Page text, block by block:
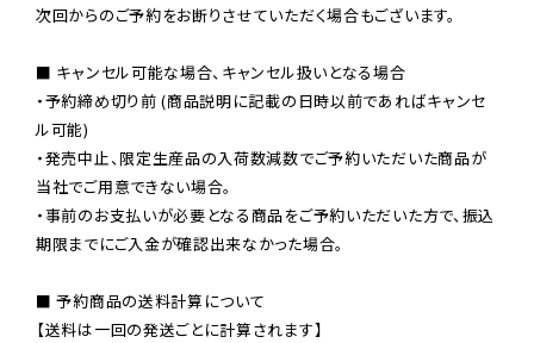
次回からのご予約をお断りさせていただく場合もございます。
■ キャンセル可能な場合、キャンセル扱いとなる場合
・予約締め切り前 (商品説明に記載の日時以前であればキャンセ
ル可能)
・発売中止、限定生産品の入荷数減数でご予約いただいた商品が
当社でご用意できない場合。
・事前のお支払いが必要となる商品をご予約いただいた方で、振込
期限までにご入金が確認出来なかった場合。
■ 予約商品の送料計算について
【送料は一回の発送ごとに計算されます】